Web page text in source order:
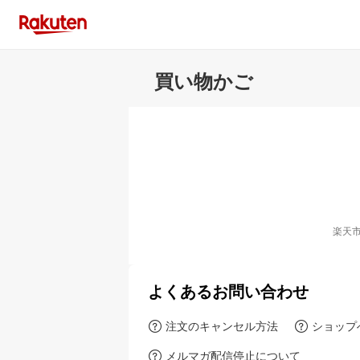
買い物かご
楽天
よくあるお問い合わせ
注文のキャンセル方法 ショッ
メルマガ配信停止について